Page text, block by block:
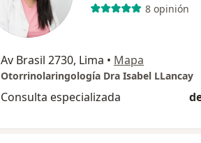
8 opinión
Av Brasil 2730, Lima • Mapa
Otorrinolaringología Dra Isabel LLancay
Consulta especializada